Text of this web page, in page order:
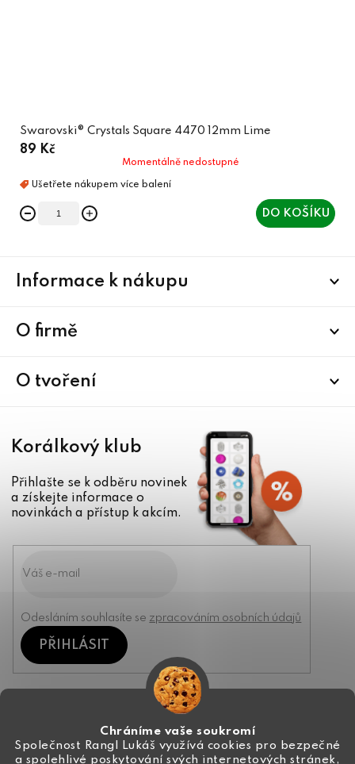
Chráníme vaše soukromí
Společnost Rangl Lukáš využívá cookies pro bezpečné
a spolehlivé poskytování svých internetových stránek,
Swarovski® Crystals Square 4470 12mm Lime
89 Kč
Momentálně nedostupné
DO KOŠÍKU
Informace k nákupu
O firmě
O tvoření
Korálkový klub
Přihlašte se k odběru novinek
a získejte informace o
novinkách a přístup k akcím.
Odesláním souhlasíte se zpracováním osobních údajů
PŘIHLÁSIT